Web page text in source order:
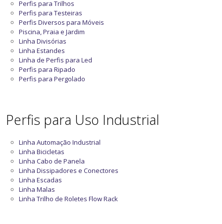
Perfis para Trilhos
Perfis para Testeiras
Perfis Diversos para Móveis
Piscina, Praia e Jardim
Linha Divisórias
Linha Estandes
Linha de Perfis para Led
Perfis para Ripado
Perfis para Pergolado
Perfis para Uso Industrial
Linha Automação Industrial
Linha Bicicletas
Linha Cabo de Panela
Linha Dissipadores e Conectores
Linha Escadas
Linha Malas
Linha Trilho de Roletes Flow Rack